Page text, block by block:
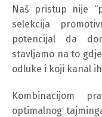
Naš pristup nije
selekcija
potencijal da
stavljamo na to
odluke i koji kanal
Kombinacijom
optimalnog